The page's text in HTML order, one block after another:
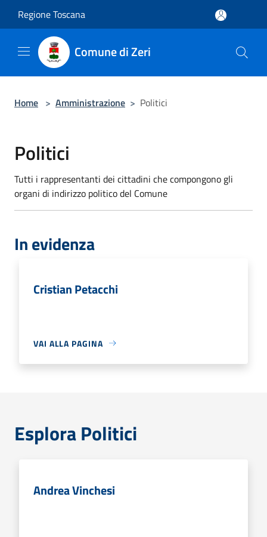
Regione Toscana
Comune di Zeri
Home > Amministrazione > Politici
Politici
Tutti i rappresentanti dei cittadini che compongono gli
organi di indirizzo politico del Comune
In evidenza
Cristian Petacchi
VAI ALLA PAGINA
Esplora Politici
Andrea Vinchesi